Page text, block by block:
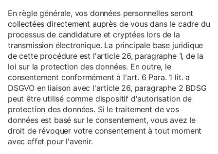
En règle générale, vos données personnelles seront
collectées directement auprès de vous dans le cadre du
processus de candidature et cryptées lors de la
transmission électronique. La principale base juridique
de cette procédure est l'article 26, paragraphe 1, de la
loi sur la protection des données. En outre, le
consentement conformément à l'art. 6 Para. 1 lit. a
DSGVO en liaison avec l'article 26, paragraphe 2 BDSG
peut être utilisé comme dispositif d'autorisation de
protection des données. Si le traitement de vos
données est basé sur le consentement, vous avez le
droit de révoquer votre consentement à tout moment
avec effet pour l'avenir.